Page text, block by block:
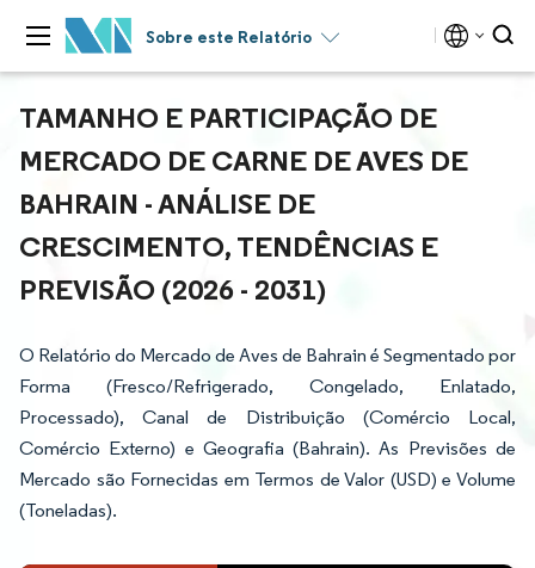
Sobre este Relatório
TAMANHO E PARTICIPAÇÃO DE
MERCADO DE CARNE DE AVES DE
BAHRAIN - ANÁLISE DE
CRESCIMENTO, TENDÊNCIAS E
PREVISÃO (2026 - 2031)
O Relatório do Mercado de Aves de Bahrain é Segmentado por
Forma (Fresco/Refrigerado, Congelado, Enlatado,
Processado), Canal de Distribuição (Comércio Local,
Comércio Externo) e Geografia (Bahrain). As Previsões de
Mercado são Fornecidas em Termos de Valor (USD) e Volume
(Toneladas).